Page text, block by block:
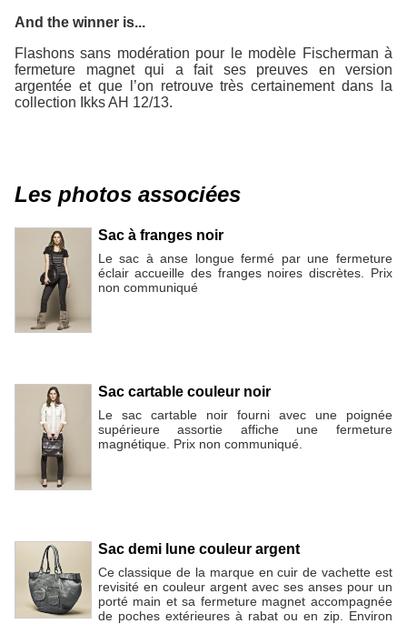
And the winner is...
Flashons sans modération pour le modèle Fischerman à
fermeture magnet qui a fait ses preuves en version
argentée et que l’on retrouve très certainement dans la
collection Ikks AH 12/13.
Les photos associées
Sac à franges noir
Le sac à anse longue fermé par une fermeture
éclair accueille des franges noires discrètes. Prix
non communiqué
Sac cartable couleur noir
Le sac cartable noir fourni avec une poignée
supérieure assortie affiche une fermeture
magnétique. Prix non communiqué.
Sac demi lune couleur argent
Ce classique de la marque en cuir de vachette est
revisité en couleur argent avec ses anses pour un
porté main et sa fermeture magnet accompagnée
de poches extérieures à rabat ou en zip. Environ